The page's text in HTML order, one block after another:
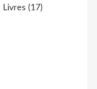
Livres (17)